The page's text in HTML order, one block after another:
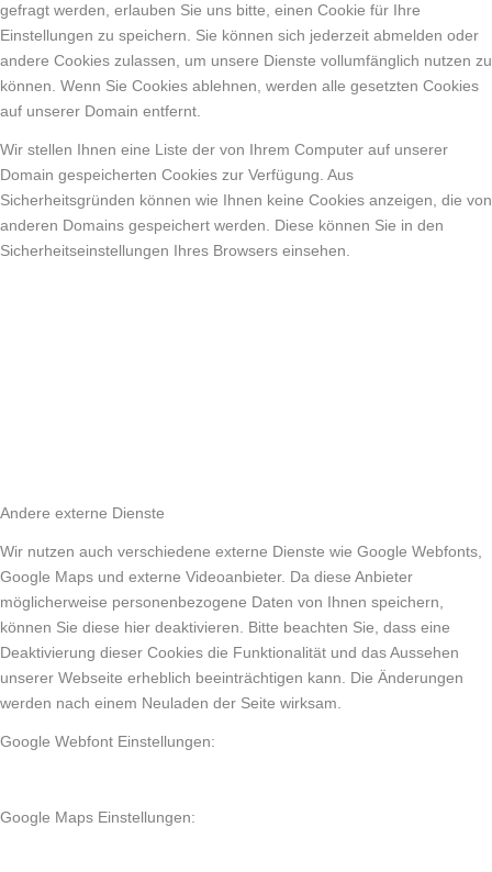
gefragt werden, erlauben Sie uns bitte, einen Cookie für Ihre
Einstellungen zu speichern. Sie können sich jederzeit abmelden oder
andere Cookies zulassen, um unsere Dienste vollumfänglich nutzen zu
können. Wenn Sie Cookies ablehnen, werden alle gesetzten Cookies
auf unserer Domain entfernt.
Wir stellen Ihnen eine Liste der von Ihrem Computer auf unserer
Domain gespeicherten Cookies zur Verfügung. Aus
Sicherheitsgründen können wie Ihnen keine Cookies anzeigen, die von
anderen Domains gespeichert werden. Diese können Sie in den
Sicherheitseinstellungen Ihres Browsers einsehen.
Andere externe Dienste
Wir nutzen auch verschiedene externe Dienste wie Google Webfonts,
Google Maps und externe Videoanbieter. Da diese Anbieter
möglicherweise personenbezogene Daten von Ihnen speichern,
können Sie diese hier deaktivieren. Bitte beachten Sie, dass eine
Deaktivierung dieser Cookies die Funktionalität und das Aussehen
unserer Webseite erheblich beeinträchtigen kann. Die Änderungen
werden nach einem Neuladen der Seite wirksam.
Google Webfont Einstellungen:
Google Maps Einstellungen: